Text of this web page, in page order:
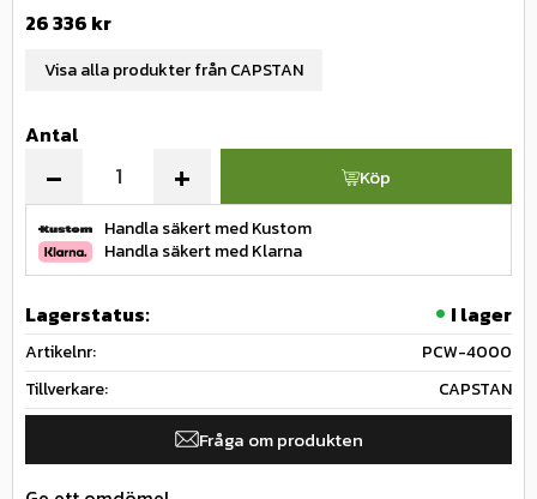
26 336 kr
Antal
+
- Köp
Handla säkert med Kustom
Handla säkert med Klarna
Lagerstatus I lager
Artikelnr
PCW-4000
Tillverkare
CAPSTAN
Fråga om produkten
Visa alla produkter från CAPSTAN